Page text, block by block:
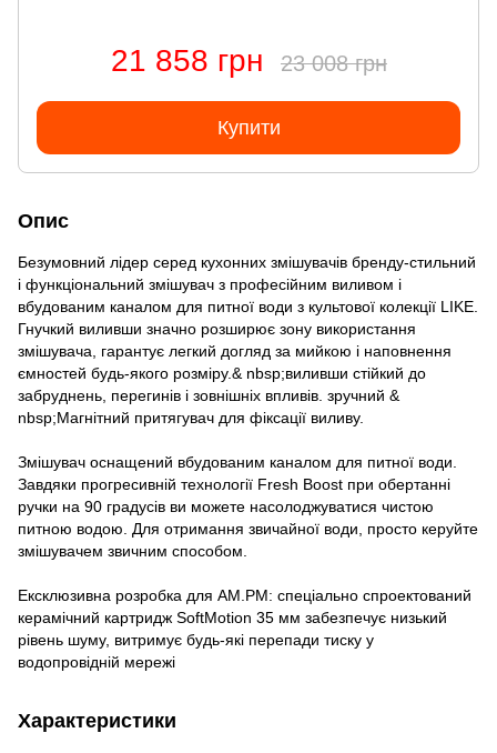
21 858 грн 23 008 грн
Купити
Опис
Безумовний лідер серед кухонних змішувачів бренду-стильний
і функціональний змішувач з професійним виливом і
вбудованим каналом для питної води з культової колекції LIKE.
Гнучкий виливши значно розширює зону використання
змішувача, гарантує легкий догляд за мийкою і наповнення
ємностей будь-якого розміру.& nbsp;виливши стійкий до
забруднень, перегинів і зовнішніх впливів. зручний &
nbsp;Магнітний притягувач для фіксації виливу.
Змішувач оснащений вбудованим каналом для питної води.
Завдяки прогресивній технології Fresh Boost при обертанні
ручки на 90 градусів ви можете насолоджуватися чистою
питною водою. Для отримання звичайної води, просто керуйте
змішувачем звичним способом.
Ексклюзивна розробка для АМ.РМ: спеціально спроектований
керамічний картридж SoftMotion 35 мм забезпечує низький
рівень шуму, витримує будь-які перепади тиску у
водопровідній мережі
Характеристики